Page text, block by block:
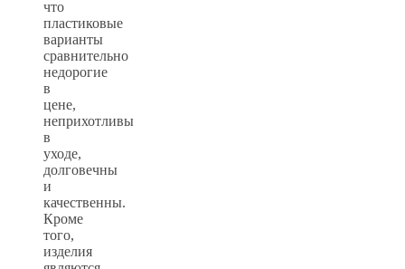
что
пластиковые
варианты
сравнительно
недорогие
в
цене,
неприхотливы
в
уходе,
долговечны
и
качественны.
Кроме
того,
изделия